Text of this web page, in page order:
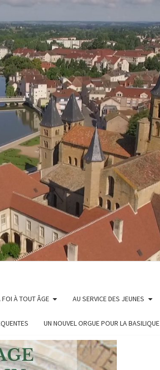
FOI À TOUT ÂGE AU SERVICE DES JEUNES
UN NOUVEL ORGUE POUR LA BASILIQUE